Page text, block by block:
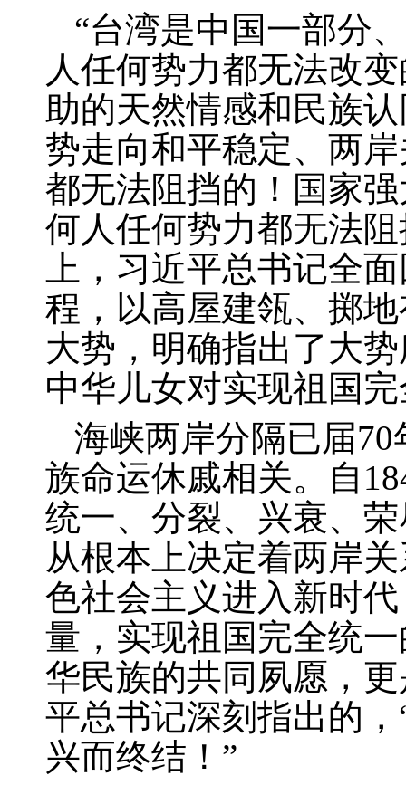
“台湾是中国一部分
人任何势力都无法改
助的天然情感和民族
势走向和平稳定、两
都无法阻挡的！国家
何人任何势力都无法
上，习近平总书记全
程，以高屋建瓴、掷
大势，明确指出了大
中华儿女对实现祖国
海峡两岸分隔已届70
族命运休戚相关。自
统一、分裂、兴衰、
从根本上决定着两岸
色社会主义进入新时
量，实现祖国完全统
华民族的共同夙愿，
平总书记深刻指出的
兴而终结！”